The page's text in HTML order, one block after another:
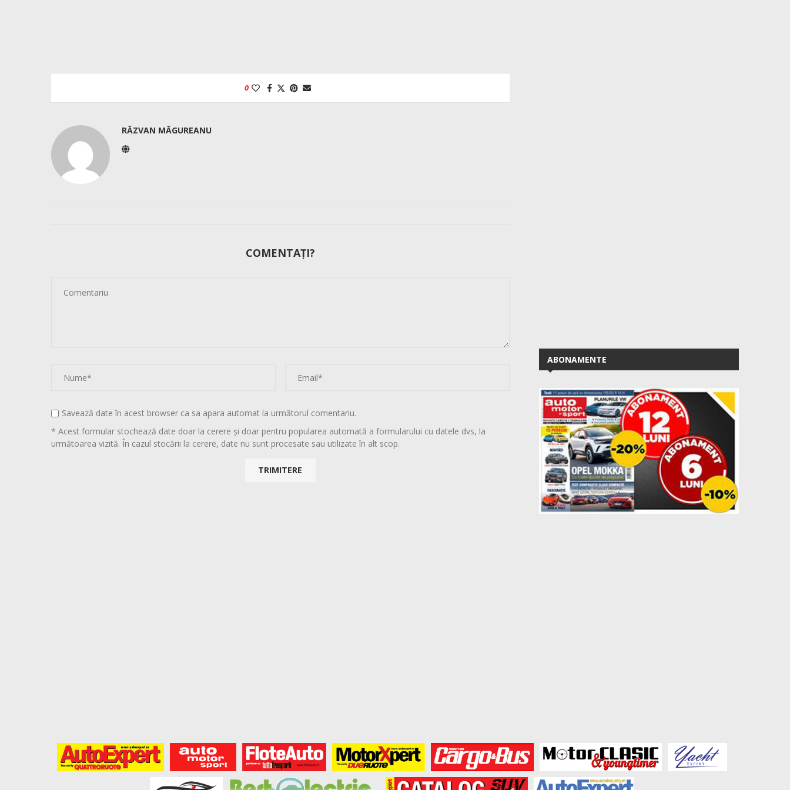
0
RĂZVAN MĂGUREANU
COMENTAȚI?
Savează date în acest browser ca sa apara automat la următorul comentariu.
* Acest formular stochează date doar la cerere și doar pentru popularea automată a formularului cu datele dvs, la
următoarea vizită. În cazul stocării la cerere, date nu sunt procesate sau utilizate în alt scop.
ABONAMENTE